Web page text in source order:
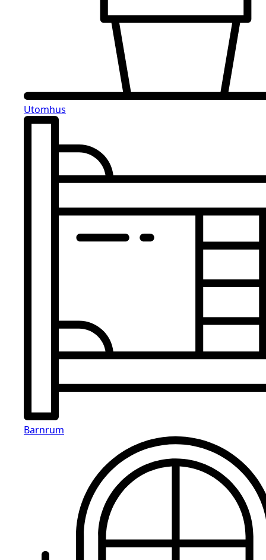
Utomhus
Barnrum